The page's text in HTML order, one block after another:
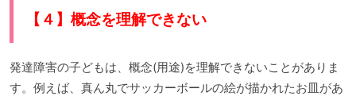
【４】概念を理解できない
発達障害の子どもは、概念(用途)を理解できないことがありま
す。例えば、真ん丸でサッカーボールの絵が描かれたお皿があ